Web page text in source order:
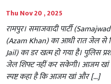
Thu Nov 20 , 2025
रामपुर। समाजवादी पार्टी
(Azam Khan) का आधी रात जेल
Jail) का डर खत्म हो गया है। पुलिस
जेल शिफ्ट नहीं कर सकेगी। आजम खां
स्पष्ट कहा है कि आजम खां और […]